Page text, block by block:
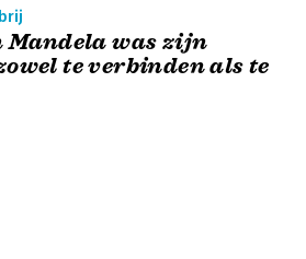
Mandela was zijn
te verbinden als te